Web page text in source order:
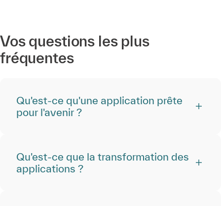
Vos questions les plus
fréquentes
Qu'est-ce qu'une application prête
pour l'avenir ?
Qu'est-ce que la transformation des
applications ?